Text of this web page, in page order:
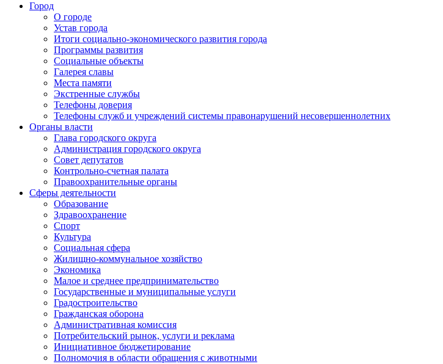
Город
О городе
Устав города
Итоги социально-экономического развития города
Программы развития
Социальные объекты
Галерея славы
Места памяти
Экстренные службы
Телефоны доверия
Телефоны служб и учреждений системы правонарушений несовершеннолетних
Органы власти
Глава городского округа
Администрация городcкого округа
Совет депутатов
Контрольно-счетная палата
Правоохранительные органы
Сферы деятельности
Образование
Здравоохранение
Спорт
Культура
Социальная сфера
Жилищно-коммунальное хозяйство
Экономика
Малое и среднее предпринимательство
Государственные и муниципальные услуги
Градостроительство
Гражданская оборона
Административная комиссия
Потребительский рынок, услуги и реклама
Инициативное бюджетирование
Полномочия в области обращения с животными